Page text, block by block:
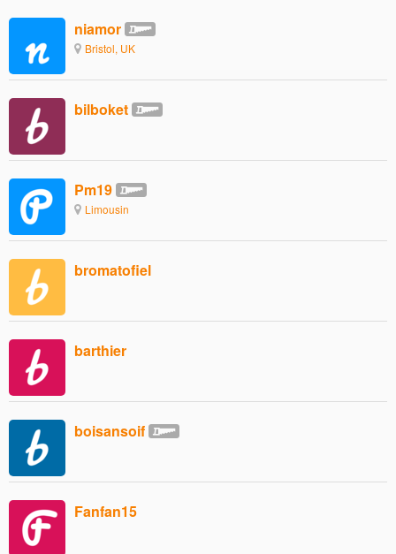
niamor
Bristol, UK
bilboket
Pm19
Limousin
bromatofiel
barthier
boisansoif
Fanfan15